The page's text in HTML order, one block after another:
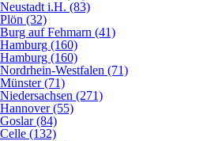
Neustadt i.H. (83)
Plön (32)
Burg auf Fehmarn (41)
Hamburg (160)
Hamburg (160)
Nordrhein-Westfalen (71)
Münster (71)
Niedersachsen (271)
Hannover (55)
Goslar (84)
Celle (132)